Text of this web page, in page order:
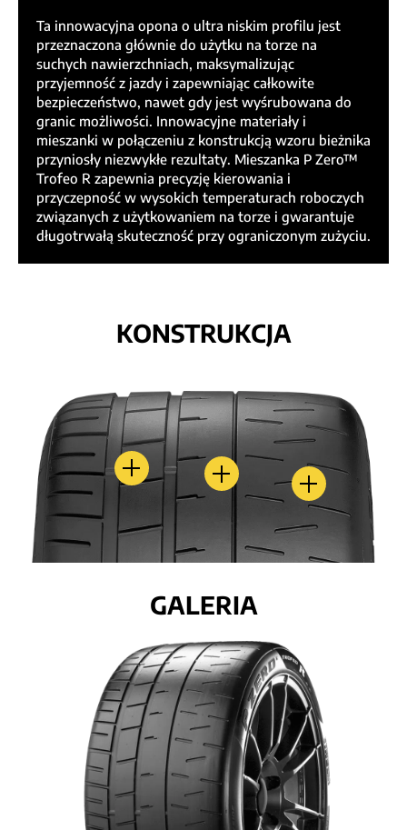
Ta innowacyjna opona o ultra niskim profilu jest
przeznaczona głównie do użytku na torze na
suchych nawierzchniach, maksymalizując
przyjemność z jazdy i zapewniając całkowite
bezpieczeństwo, nawet gdy jest wyśrubowana do
granic możliwości. Innowacyjne materiały i
mieszanki w połączeniu z konstrukcją wzoru bieżnika
przyniosły niezwykłe rezultaty. Mieszanka P Zero™
Trofeo R zapewnia precyzję kierowania i
przyczepność w wysokich temperaturach roboczych
związanych z użytkowaniem na torze i gwarantuje
długotrwałą skuteczność przy ograniczonym zużyciu.
KONSTRUKCJA
GALERIA